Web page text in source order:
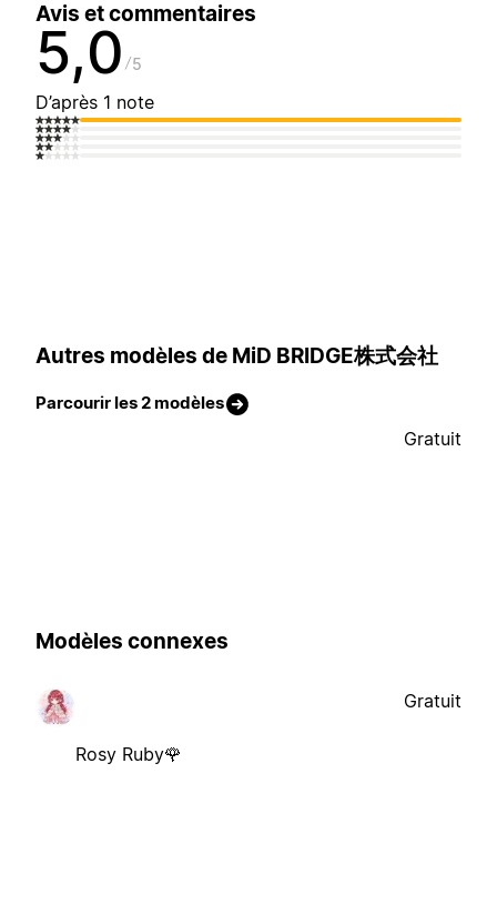
Avis et commentaires
5,0 5
D’après 1 note
Autres modèles de MiD BRIDGE株式会社
Parcourir les 2 modèles
Gratuit
Modèles connexes
Rosy Ruby🌹
Gratuit